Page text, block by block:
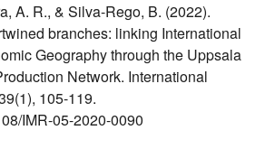
A. R., & Silva-Rego, B. (2022).
branches: linking International
Geography through the Uppsala
Network. International
105-119.
IMR-05-2020-0090